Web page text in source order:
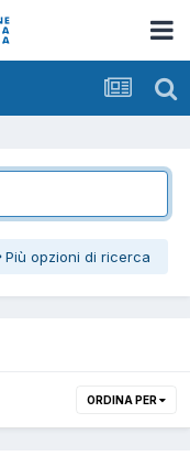
Più opzioni di ricerca
ORDINA PER